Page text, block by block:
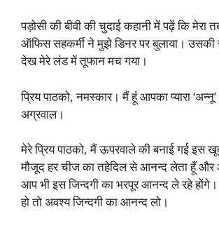
पड़ोसी की बीवी की चुदाई कहानी में पढ़ें कि मेरा
ऑफिस सहकर्मी ने मुझे डिनर पर बुलाया। उसकी
देख मेरे लंड में तूफान मच गया।
प्रिय पाठको, नमस्कार। मैं हूं आपका प्यारा
अग्रवाल।
मेरे प्रिय पाठको, मैं ऊपरवाले की बनाई गई इस
मौजूद हर चीज का तहेदिल से आनन्द लेता हूँ और
आप भी इस जिन्दगी का भरपूर आनन्द ले रहे होंगे।
हो तो अवश्य जिन्दगी का आनन्द लो।